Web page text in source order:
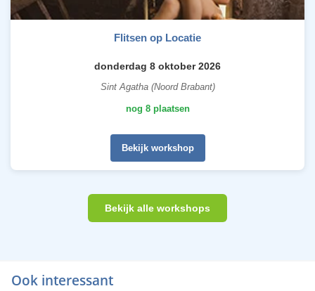
Flitsen op Locatie
donderdag 8 oktober 2026
Sint Agatha (Noord Brabant)
nog 8 plaatsen
Bekijk workshop
Bekijk alle workshops
Ook interessant